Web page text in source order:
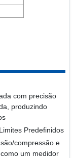
com precisão
produzindo
Predefinidos
compressão e
um medidor